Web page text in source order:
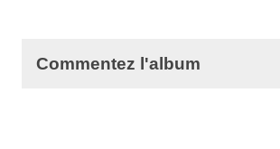
Commentez l'album